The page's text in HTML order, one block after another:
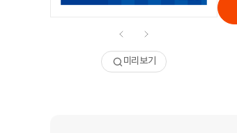
미리보기